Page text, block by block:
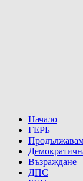
Начало
ГЕРБ
Възраждане
ДПС